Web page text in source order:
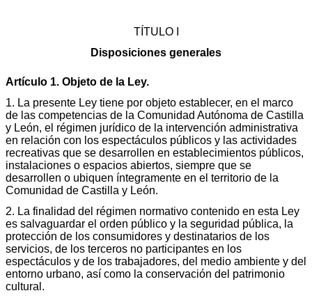
TÍTULO I
Disposiciones generales
Artículo 1. Objeto de la Ley.
1. La presente Ley tiene por objeto establecer, en el marco
de las competencias de la Comunidad Autónoma de Castilla
y León, el régimen jurídico de la intervención administrativa
en relación con los espectáculos públicos y las actividades
recreativas que se desarrollen en establecimientos públicos,
instalaciones o espacios abiertos, siempre que se
desarrollen o ubiquen íntegramente en el territorio de la
Comunidad de Castilla y León.
2. La finalidad del régimen normativo contenido en esta Ley
es salvaguardar el orden público y la seguridad pública, la
protección de los consumidores y destinatarios de los
servicios, de los terceros no participantes en los
espectáculos y de los trabajadores, del medio ambiente y del
entorno urbano, así como la conservación del patrimonio
cultural.